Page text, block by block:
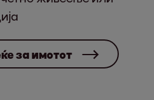
за имотот